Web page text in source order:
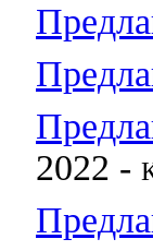
2022 -